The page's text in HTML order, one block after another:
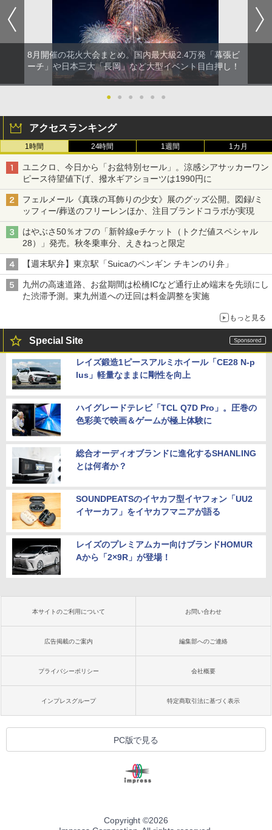
8月開催の花火大会まとめ。国内最大級2.4万発「幕張ビ
ーチ」や日本三大「長岡」など大型イベント目白押し！
● ● ● ● ● ●
アクセスランキング
1時間 24時間 1週間 1カ月
ユニクロ、今日から「お盆特別セール」。涼感シアサッカーワン
ピース待望値下げ、撥水ギアショーツは1990円に
フェルメール《真珠の耳飾りの少女》展のグッズ公開。図録/ミ
ッフィー/葬送のフリーレンほか、注目ブランドコラボが実現
はやぶさ50％オフの「新幹線eチケット（トクだ値スペシャル
28）」発売。秋冬乗車分、えきねっと限定
【週末駅弁】東京駅「Suicaのペンギン チキンのり弁」
九州の高速道路、お盆期間は松橋ICなど通行止め端末を先頭にし
た渋滞予測。東九州道への迂回は料金調整を実施
もっと見る
Special Site
レイズ鍛造1ピースアルミホイール「CE28 N-p
lus」軽量なままに剛性を向上
ハイグレードテレビ「TCL Q7D Pro」。圧巻の
色彩美で映画＆ゲームが極上体験に
総合オーディオブランドに進化するSHANLING
とは何者か？
SOUNDPEATSのイヤカフ型イヤフォン「UU2
イヤーカフ」をイヤカフマニアが語る
レイズのプレミアムカー向けブランドHOMUR
Aから「2×9R」が登場！
本サイトのご利用について お問い合わせ
広告掲載のご案内 編集部へのご連絡
プライバシーポリシー 会社概要
インプレスグループ 特定商取引法に基づく表示
PC版で見る
Copyright ©2026